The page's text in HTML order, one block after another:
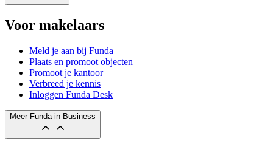
Voor makelaars
Meld je aan bij Funda
Plaats en promoot objecten
Promoot je kantoor
Verbreed je kennis
Inloggen Funda Desk
Meer Funda in Business